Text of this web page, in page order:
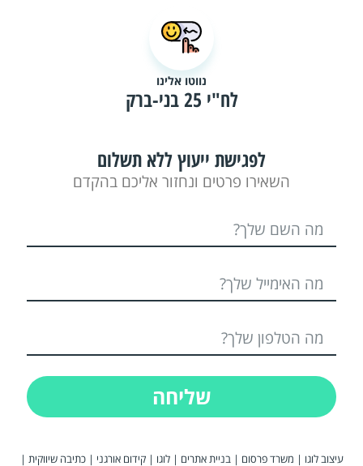
נווטו אלינו
לח"י 25 בני-ברק
לפגישת ייעוץ ללא תשלום
השאירו פרטים ונחזור אליכם בהקדם
שליחה
עיצוב לוגו | משרד פרסום |בניית אתרים |לוגו |קידום אורגני |כתיבה שיווקית |